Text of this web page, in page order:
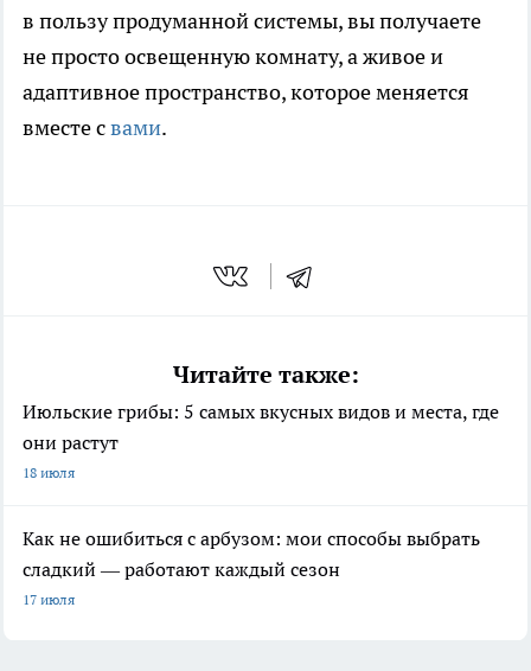
в пользу продуманной системы, вы получаете
не просто освещенную комнату, а живое и
адаптивное пространство, которое меняется
вместе свами.
Читайте также:
Июльские грибы: 5 самых вкусных видов и места, где
они растут
18 июля
Как не ошибиться с арбузом: мои способы выбрать
сладкий — работают каждый сезон
17 июля